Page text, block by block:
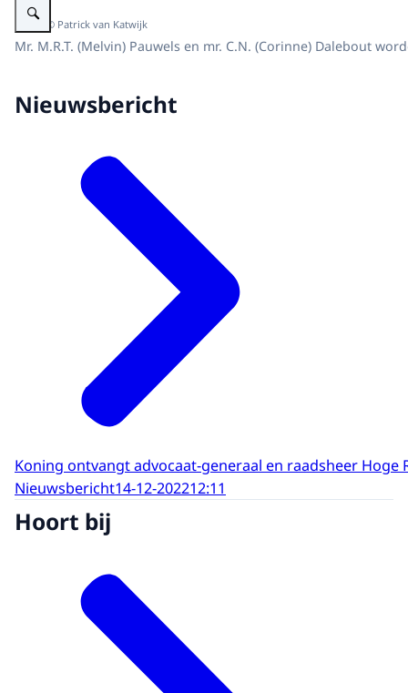
Beeld: © Patrick van Katwijk
Mr. M.R.T. (Melvin) Pauwels en mr. C.N. (Corinne) Dalebout
Nieuwsbericht
Koning ontvangt advocaat-generaal en raadsheer Hoge
Nieuwsbericht14-12-202212:11
Hoort bij